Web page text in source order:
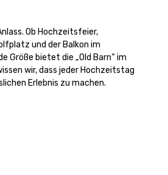
Ob Hochzeitsfeier,
und der Balkon im
Größe bietet die „Old Barn“ im
wir, dass jeder Hochzeitstag
Erlebnis zu machen.